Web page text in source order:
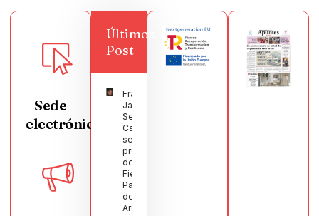
Sede
electrónica
Últimos
Post
Francisco
Javier
Segura
Castellanos
será el
pregonero
de las
Fiestas
Patronales
de
Argamasilla